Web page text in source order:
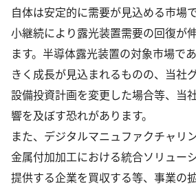
自体は安定的に需要が見込める市場
小継続により露光装置需要の回復が
ます。半導体露光装置の対象市場で
きく成長が見込まれるものの、当社
設備投資計画を変更した場合等、当
響を及ぼす恐れがあります。
また、デジタルマニュファクチャリ
金属付加加工における統合ソリュー
提供する企業を買収する等、事業の